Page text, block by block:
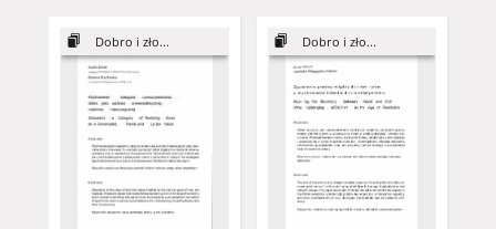
Dobro i zło... Dobro i zło...